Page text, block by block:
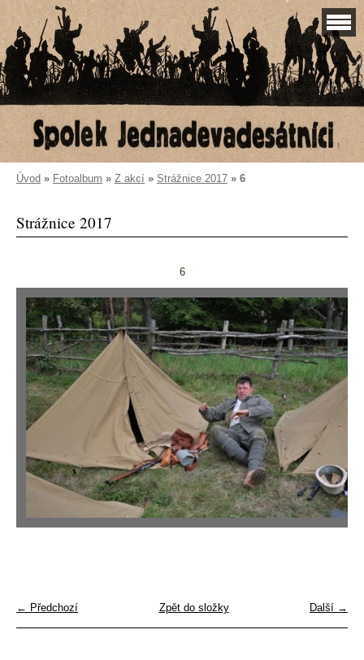
Úvod » Fotoalbum » Z akcí » Strážnice 2017 » 6
Strážnice 2017
6
← Předchozí Další →
Zpět do složky